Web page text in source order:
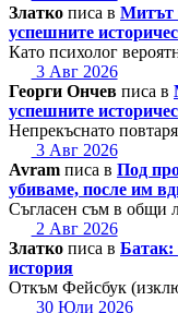
Златко писа в Митът
успешните
Като психолог
3 Авг 2026
Георги Ончев писа в
успешните
Непрекъснато
3 Авг 2026
Avram писа в Под
убиваме, после им
Съгласен съм в общи
2 Авг 2026
Златко писа в Батак:
история
Откъм Фейсбук
30 Юли 2026